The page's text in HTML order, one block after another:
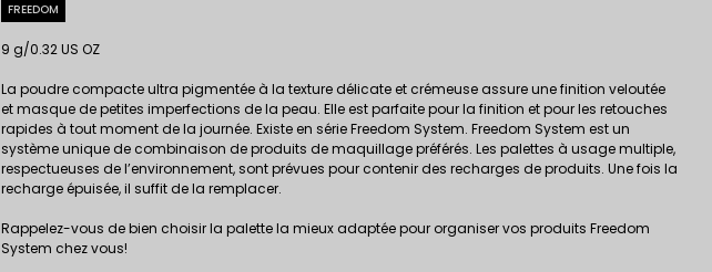
FREEDOM
9 g/0.32 US OZ
La poudre compacte ultra pigmentée à la texture délicate et crémeuse assure une finition veloutée
et masque de petites imperfections de la peau. Elle est parfaite pour la finition et pour les retouches
rapides à tout moment de la journée. Existe en série Freedom System. Freedom System est un
système unique de combinaison de produits de maquillage préférés. Les palettes à usage multiple,
respectueuses de l’environnement, sont prévues pour contenir des recharges de produits. Une fois la
recharge épuisée, il suffit de la remplacer.
Rappelez-vous de bien choisir la palette la mieux adaptée pour organiser vos produits Freedom
System chez vous!